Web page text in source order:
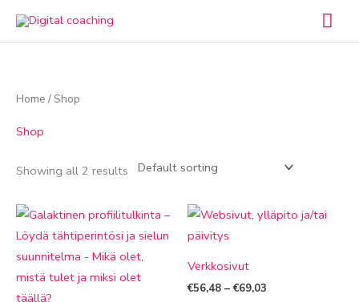
Home / Shop
Shop
Showing all 2 results
Verkkosivut
€56,48 – €69,03
Price
range: